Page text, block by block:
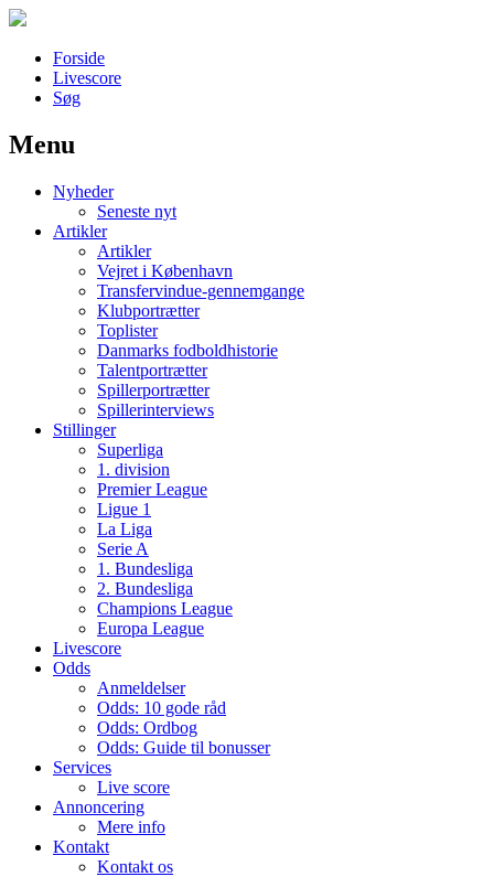
Forside
Livescore
Søg
Наши партнеры
лучшие займы
Menu
Nyheder
Seneste nyt
Artikler
Artikler
Vejret i København
Transfervindue-gennemgange
Klubportrætter
Toplister
Danmarks fodboldhistorie
Talentportrætter
Spillerportrætter
Spillerinterviews
Stillinger
Superliga
1. division
Premier League
Ligue 1
La Liga
Serie A
1. Bundesliga
2. Bundesliga
Champions League
Europa League
Livescore
Odds
Anmeldelser
Odds: 10 gode råd
Odds: Ordbog
Odds: Guide til bonusser
Services
Live score
Annoncering
Mere info
Kontakt
Kontakt os